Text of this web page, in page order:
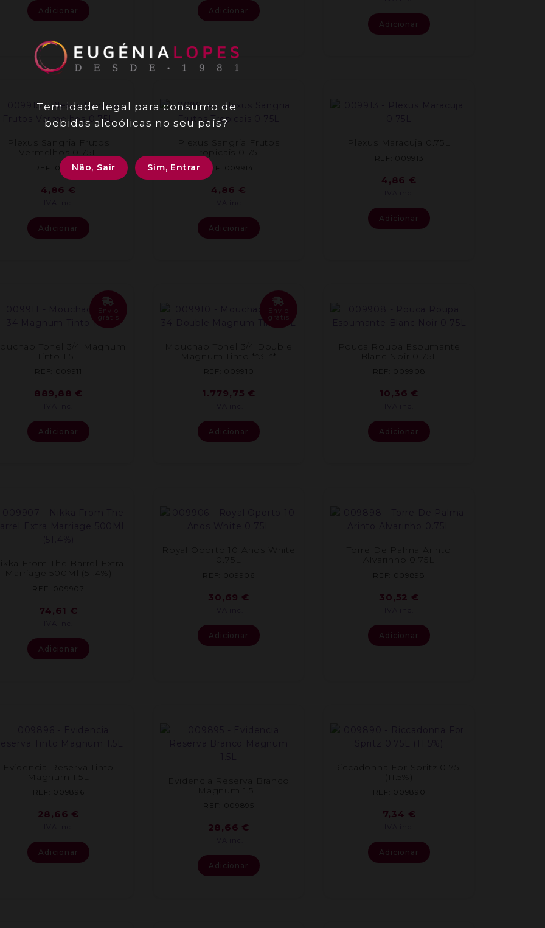
Adicionar Adicionar
Adicionar
Plexus Sangria Frutos
Vermelhos 0.75L
REF: 009915
4,86 €
Adicionar
Plexus Sangria Frutos
Tropicais 0.75L
REF: 009914
4,86 €
Adicionar
Plexus Maracuja 0.75L
REF: 009913
4,86 €
Adicionar
Tonel 3/4 Magnum
Tinto 1.5L
REF: 009911
889,88 €
Envio
grátis
Adicionar
Mouchao Tonel 3/4 Double
Magnum Tinto **3L**
REF: 009910
1.779,75 €
Envio
grátis
Adicionar
Pouca Roupa Espumante
Blanc Noir 0.75L
REF: 009908
10,36 €
Adicionar
From The Barrel Extra
Marriage 500Ml (51.4%)
REF: 009907
74,61 €
Adicionar
Royal Oporto 10 Anos White
0.75L
REF: 009906
30,69 €
Adicionar
Torre De Palma Arinto
Alvarinho 0.75L
REF: 009898
30,52 €
Adicionar
Evidencia Reserva Tinto
Magnum 1.5L
REF: 009896
28,66 €
Adicionar
Evidencia Reserva Branco
Magnum 1.5L
REF: 009895
28,66 €
Adicionar
Riccadonna For Spritz 0.75L
REF: 009890
7,34 €
Adicionar
Tem idade legal para consumo de
bebidas alcoólicas no seu país?
Não, Sair Sim, Entrar